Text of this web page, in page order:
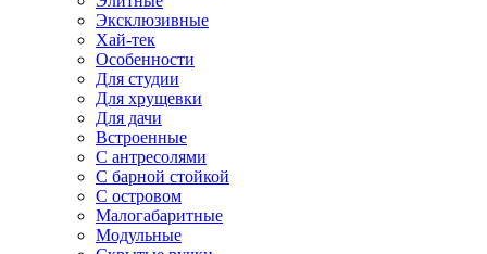
Эксклюзивные
Хай-тек
Особенности
Для студии
Для хрущевки
Для дачи
Встроенные
С антресолями
С барной стойкой
С островом
Малогабаритные
Модульные